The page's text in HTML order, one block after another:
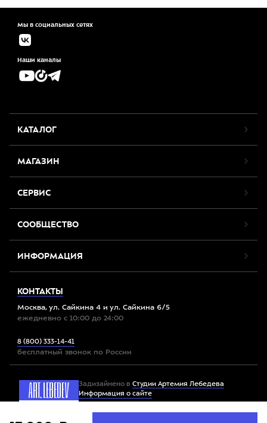
Мы в социальных сетях
Наши каналы
КАТАЛОГ
МАГАЗИН
СЕРВИС
СООБЩЕСТВО
ИНФОРМАЦИЯ
КОНТАКТЫ
Москва, ул. Сайкина 4 и ул. Сайкина 6/5
ежедневно с 10:00 до 24:00
8 (800) 333-14-41
бесплатный звонок по России
Задизайнено в Студии Артемия Лебедева
Информация о сайте